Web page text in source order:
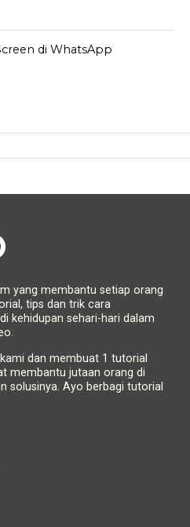
di WhatsApp
yang membantu setiap orang
tips dan trik cara
kehidupan sehari-hari dalam
dan membuat 1 tutorial
membantu jutaan orang di
solusinya. Ayo berbagi tutorial